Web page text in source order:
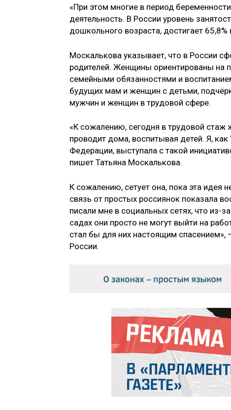
«При этом многие в период
деятельность. В России уровень
дошкольного возраста, достигает
Москалькова указывает, что в России
родителей. Женщины ориентированы на
семейными обязанностями и
будущих мам и женщин с детьми,
мужчин и женщин в трудовой сфере.
«К сожалению, сегодня в трудовой
проводит дома, воспитывая детей. Я,
Федерации, выступала с такой
пишет Татьяна Москалькова.
К сожалению, сетует она, пока эта идея
связь от простых россиянок показала
писали мне в социальных сетях, что из-
садах они просто не могут выйти на
стал бы для них настоящим
России.